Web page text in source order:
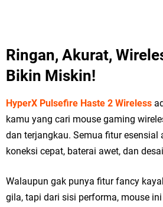
Ringan, Akurat,
Bikin Miskin!
HyperX Pulsefire Haste 2 Wireless
kamu yang cari mouse gaming
dan terjangkau. Semua fitur esensial
koneksi cepat, baterai awet, dan
Walaupun gak punya fitur fancy
gila, tapi dari sisi performa, mouse